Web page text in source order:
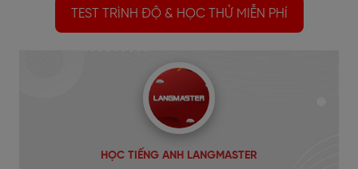
TEST TRÌNH ĐỘ & HỌC THỬ MIỄN PHÍ
HỌC TIẾNG ANH LANGMASTER